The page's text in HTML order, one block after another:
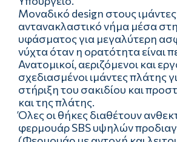
Μοναδικό design στους
αντανακλαστικό νήμα μέσα
υφάσματος για μεγαλύτερη
νύχτα όταν η ορατότητα είναι
Ανατομικοί, αεριζόμενοι και
σχεδιασμένοι ιμάντες πλάτης
στήριξη του σακιδίου και
και της πλάτης.
Όλες οι θήκες διαθέτουν
φερμουάρ SBS υψηλών